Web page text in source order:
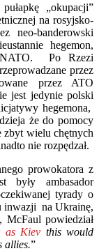
„okupacji”
na rosyjsko-
neo-banderowski
hegemon,
Po Rzezi
przez
przez ATO
jest jedynie polski
hegemona,
że do pomocy
wielu chętnych
nie rozpędzał.
prowokatora z
były ambasador
tyrady o
inwazji na Ukrainę,
powiedział
as Kiev this would
allies.”